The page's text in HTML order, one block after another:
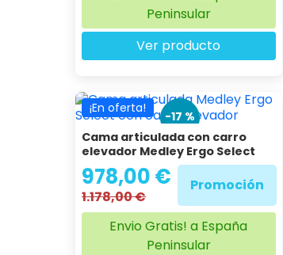
Peninsular
Ver producto
¡En oferta!
-17 %
Cama articulada con carro
elevador Medley Ergo Select
978,00 €
1.178,00 €
Promoción
Envio Gratis! a España
Peninsular